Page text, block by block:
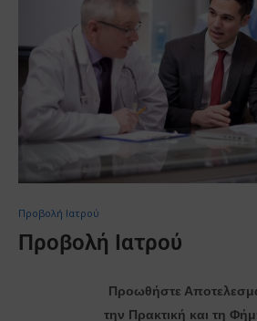
Προβολή Ιατρού
Προβολή Ιατρού
Προωθήστε
την Πρακτική και τη